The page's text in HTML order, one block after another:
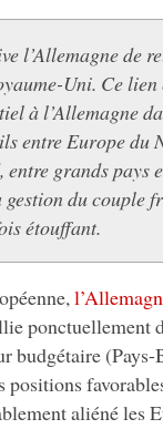
l’Allemagne de
Uni. Ce
à l’Allemagne
entre Europe du
entre grands pays
gestion du couple
étouffant.
ponctuellement
budgétaire (Pays-
positions
aliéné les